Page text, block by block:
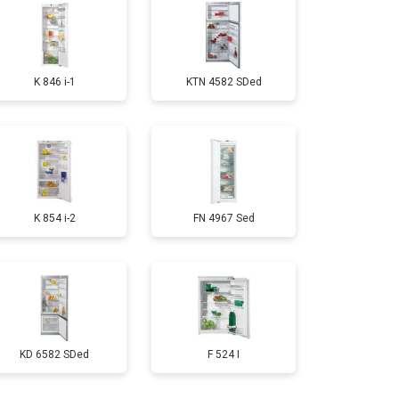
1700 ₽ Заказать
2550 ₽ Заказать
1700 ₽ Заказать
4750 ₽ Заказать
3650 ₽ Заказать
2550 ₽
K 846 i-1 KTN 4582 SDed
K 854 i-2 FN 4967 Sed
KD 6582 SDed F 524 I